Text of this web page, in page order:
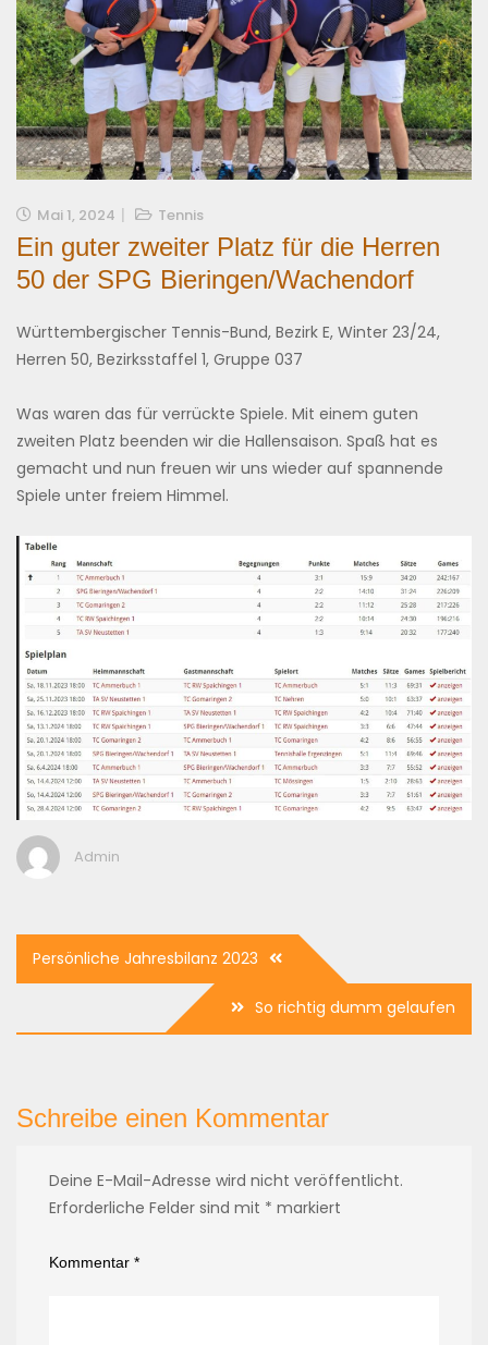
Mai 1, 2024 Tennis
Ein guter zweiter Platz für die Herren
50 der SPG Bieringen/Wachendorf
Württembergischer Tennis-Bund, Bezirk E, Winter 23/24,
Herren 50, Bezirksstaffel 1, Gruppe 037
Was waren das für verrückte Spiele. Mit einem guten
zweiten Platz beenden wir die Hallensaison. Spaß hat es
gemacht und nun freuen wir uns wieder auf spannende
Spiele unter freiem Himmel.
Admin
Beitragsnavigation
Persönliche Jahresbilanz 2023
So richtig dumm gelaufen
Schreibe einen Kommentar
Deine E-Mail-Adresse wird nicht veröffentlicht.
Erforderliche Felder sind mit * markiert
Kommentar *